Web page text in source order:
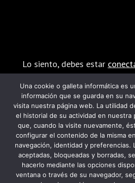
Lo siento, debes estar
PROGRAMA KIT DIGITAL
LOS FONDOS NEXT
Una cookie o galleta informática es
información que se guarda en su
visita nuestra página web. La utilidad
el historial de su actividad en nuestra
que, cuando la visite nuevamente,
configurar el contenido de la misma
navegación, identidad y preferencias.
aceptadas, bloqueadas y borradas,
hacerlo mediante las opciones
ventana o través de su navegador,